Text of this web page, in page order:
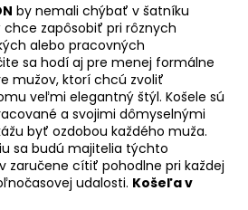
by nemali chýbať v šatníku
zapôsobiť pri rôznych
alebo pracovných
sa hodí aj pre menej formálne
mužov, ktorí chcú zvoliť
veľmi elegantný štýl. Košele sú
a svojimi dômyselnými
byť ozdobou každého muža.
sa budú majitelia týchto
zaručene cítiť pohodlne pri každej
udalosti. Košeľa v